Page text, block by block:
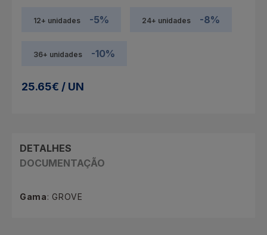
12+ unidades -5% 24+ unidades -8%
36+ unidades -10%
25.65€ / UN
DETALHES
DOCUMENTAÇÃO
Gama: GROVE